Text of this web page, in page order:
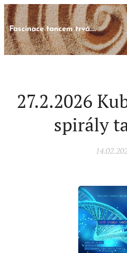
Fascinace tancem trvá....
27.2.2026
spirály